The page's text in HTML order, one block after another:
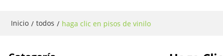
Inicio / todos / haga clic en pisos de vinilo